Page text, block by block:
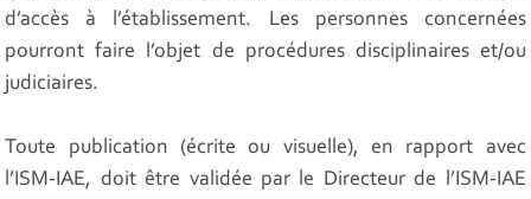
d’accès à l’établissement. Les personnes concernées
pourront faire l’objet de procédures disciplinaires et/ou
judiciaires.
Toute publication (écrite ou visuelle), en rapport avec
l’ISM-IAE, doit être validée par le Directeur de l’ISM-IAE